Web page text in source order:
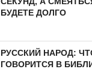
БУДЕТЕ ДОЛГО
РУССКИЙ НАРОД:
ГОВОРИТСЯ В